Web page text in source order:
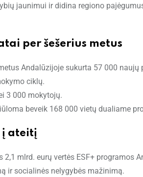
jaunimui ir didina regiono
per šešerius metus
Andalūzijoje sukurta 57 000
ciklų.
3 000 mokytojų.
beveik 168 000 vietų dualiame
į ateitį
2,1 mlrd. eurų vertės ESF+
ir socialinės nelygybės mažinimą.